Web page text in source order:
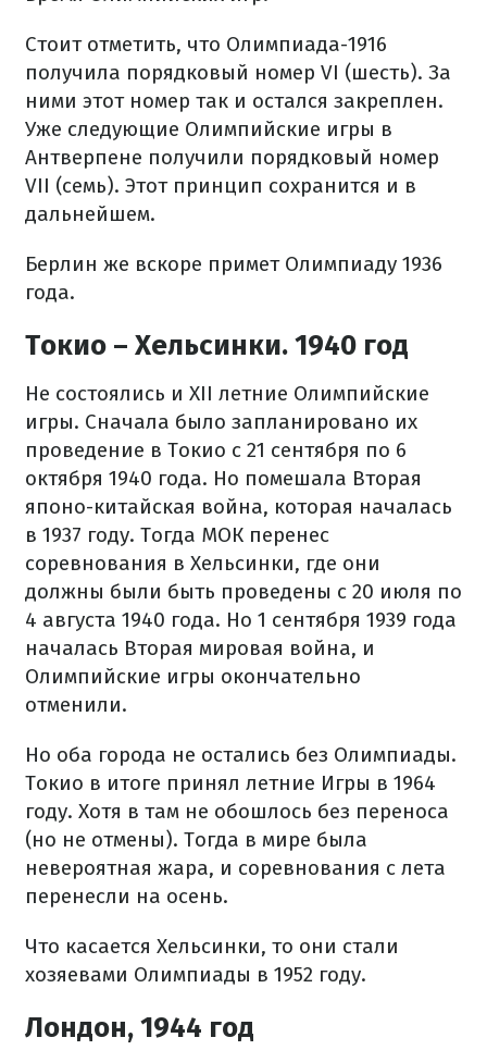
Стоит отметить, что Олимпиада-1916
получила порядковый номер VI (шесть). За
ними этот номер так и остался закреплен.
Уже следующие Олимпийские игры в
Антверпене получили порядковый номер
VII (семь). Этот принцип сохранится и в
дальнейшем.
Берлин же вскоре примет Олимпиаду 1936
года.
Токио – Хельсинки. 1940 год
Не состоялись и XII летние Олимпийские
игры. Сначала было запланировано их
проведение в Токио с 21 сентября по 6
октября 1940 года. Но помешала Вторая
японо-китайская война, которая началась
в 1937 году. Тогда МОК перенес
соревнования в Хельсинки, где они
должны были быть проведены с 20 июля по
4 августа 1940 года. Но 1 сентября 1939 года
началась Вторая мировая война, и
Олимпийские игры окончательно
отменили.
Но оба города не остались без Олимпиады.
Токио в итоге принял летние Игры в 1964
году. Хотя в там не обошлось без переноса
(но не отмены). Тогда в мире была
невероятная жара, и соревнования с лета
перенесли на осень.
Что касается Хельсинки, то они стали
хозяевами Олимпиады в 1952 году.
Лондон, 1944 год